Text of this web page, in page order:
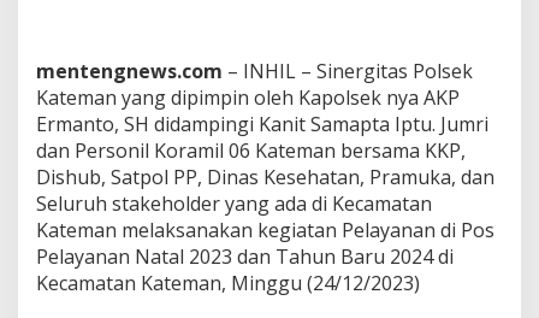
d
a
n
K
o
r
a
m
i
l
mentengnews.com – INHIL – Sinergitas Polsek
Kateman yang dipimpin oleh Kapolsek nya AKP
Ermanto, SH didampingi Kanit Samapta Iptu. Jumri
dan Personil Koramil 06 Kateman bersama KKP,
Dishub, Satpol PP, Dinas Kesehatan, Pramuka, dan
Seluruh stakeholder yang ada di Kecamatan
Kateman melaksanakan kegiatan Pelayanan di Pos
Pelayanan Natal 2023 dan Tahun Baru 2024 di
Kecamatan Kateman, Minggu (24/12/2023)